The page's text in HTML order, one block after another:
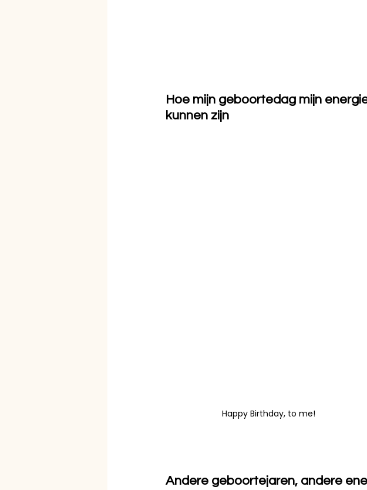
Hoe mijn geboortedag mijn
kunnen zijn
Happy Birthday, to me!
Andere geboortejaren, andere